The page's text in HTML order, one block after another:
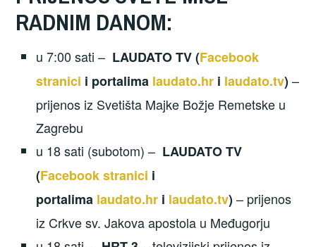
RADNIM DANOM:
u 7:00 sati – LAUDATO TV (Facebook
stranici i portalima laudato.hr i laudato.tv)–
prijenos iz Svetišta Majke Božje Remetske u
Zagrebu
u 18 sati (subotom) – LAUDATO TV
(Facebook stranici i
portalima laudato.hr i laudato.tv)– prijenos
iz Crkve sv. Jakova apostola u Međugorju